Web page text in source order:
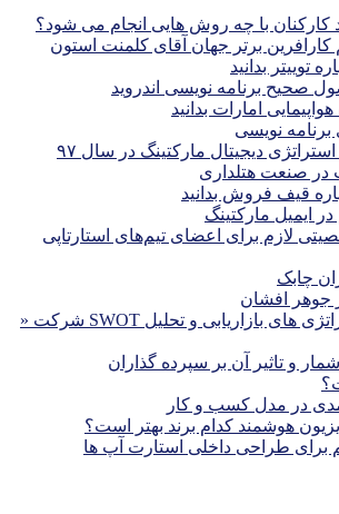
کارکنان با چه روش هایی انجام می شود؟
برتر جهان آقای کلمنت استون
توییتر بدانید
صحیح برنامه نویسی اندروید
هواپیمایی امارات بدانید
قیف فروش بدانید
ایمیل مارکتینگ
لازم برای اعضای تیم‌های استارتاپی
جوهر افشان
مروری بر استراتژی های بازاریابی و تحلیل SWOT شرکت «
و تاثیر آن بر سپرده گذاران
در مدل کسب و کار
هوشمند کدام برند بهتر است؟
برای طراحی داخلی استارت آپ‌ ها